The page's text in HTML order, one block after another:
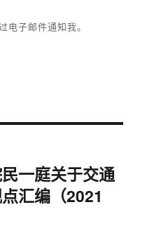
电子邮件通知我。
民一庭关于交通
汇编（2021